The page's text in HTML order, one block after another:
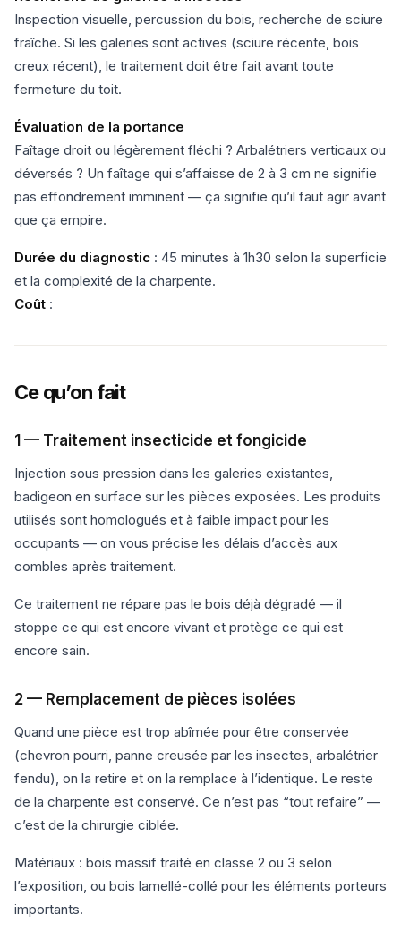
Inspection visuelle, percussion du bois, recherche de sciure
fraîche. Si les galeries sont actives (sciure récente, bois
creux récent), le traitement doit être fait avant toute
fermeture du toit.
Évaluation de la portance
Faîtage droit ou légèrement fléchi ? Arbalétriers verticaux ou
déversés ? Un faîtage qui s’affaisse de 2 à 3 cm ne signifie
pas effondrement imminent — ça signifie qu’il faut agir avant
que ça empire.
Durée du diagnostic : 45 minutes à 1h30 selon la superficie
et la complexité de la charpente.
Coût :
Ce qu’on fait
1 — Traitement insecticide et fongicide
Injection sous pression dans les galeries existantes,
badigeon en surface sur les pièces exposées. Les produits
utilisés sont homologués et à faible impact pour les
occupants — on vous précise les délais d’accès aux
combles après traitement.
Ce traitement ne répare pas le bois déjà dégradé — il
stoppe ce qui est encore vivant et protège ce qui est
encore sain.
2 — Remplacement de pièces isolées
Quand une pièce est trop abîmée pour être conservée
(chevron pourri, panne creusée par les insectes, arbalétrier
fendu), on la retire et on la remplace à l’identique. Le reste
de la charpente est conservé. Ce n’est pas “tout refaire” —
c’est de la chirurgie ciblée.
Matériaux : bois massif traité en classe 2 ou 3 selon
l’exposition, ou bois lamellé-collé pour les éléments porteurs
importants.